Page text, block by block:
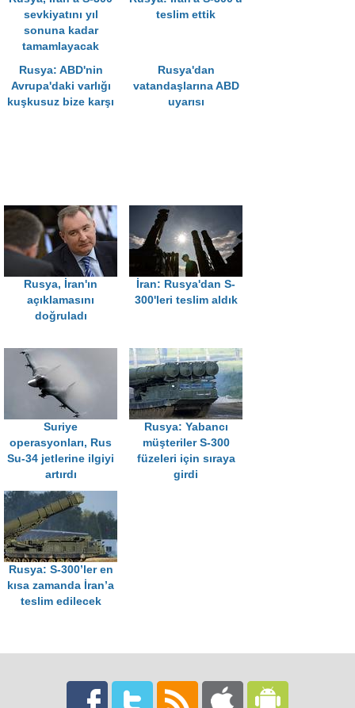
sevkiyatını yıl
sonuna kadar
tamamlayacak
teslim ettik
Rusya: ABD'nin
Avrupa'daki varlığı
kuşkusuz bize karşı
Rusya'dan
vatandaşlarına ABD
uyarısı
Rusya, İran'ın
açıklamasını
doğruladı
İran: Rusya'dan S-
300'leri teslim aldık
Suriye
operasyonları, Rus
Su-34 jetlerine ilgiyi
artırdı
Rusya: Yabancı
müşteriler S-300
füzeleri için sıraya
girdi
Rusya: S-300’ler en
kısa zamanda İran’a
teslim edilecek